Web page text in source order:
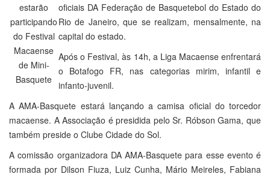
estarão
participando
do Festival
Macaense
de Mini-
Basquete
oficiais DA Federação de Basquetebol do Estado do
Rio de Janeiro, que se realizam, mensalmente, na
capital do estado.
Após o Festival, às 14h, a Liga Macaense enfrentará
o Botafogo FR, nas categorias mirim, infantil e
infanto-juvenil.
A AMA-Basquete estará lançando a camisa oficial do torcedor
macaense. A Associação é presidida pelo Sr. Róbson Gama, que
também preside o Clube Cidade do Sol.
A comissão organizadora DA AMA-Basquete para esse evento é
formada por Dilson Fiuza, Luiz Cunha, Mário Meireles, Fabiana